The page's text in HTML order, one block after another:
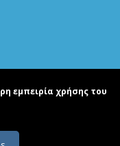
εμπειρία χρήσης του